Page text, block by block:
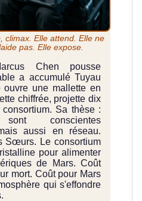
climax. Elle attend. Elle ne
pas. Elle expose.
Chen pousse
a accumulé Tuyau
ouvre une mallette en
chiffrée, projette dix
Sa thèse :
conscientes
aussi en réseau.
Sœurs. Le consortium
pour alimenter
de Mars. Coût
mort. Coût pour Mars
qui s'effondre